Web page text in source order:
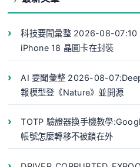
科技要聞彙整 2026-08-07:10
iPhone 18 晶圓卡在封裝
AI 要聞彙整 2026-08-
報模型登《Nature》並開源
TOTP 驗證器換手機教學
帳號怎麼轉移不被鎖在外